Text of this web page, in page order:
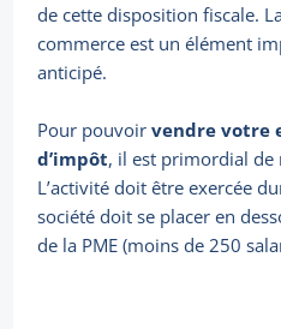
de cette disposition fiscale.
commerce est un élément
anticipé.
Pour pouvoirvendre votre
d’impôt, il est primordial de
L’activité doit être exercée
société doit se placer en
de la PME (moins de 250